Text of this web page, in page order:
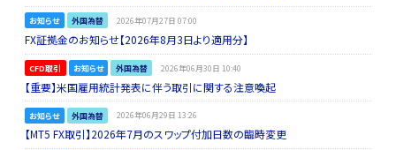
お知らせ 外国為替 2026年07月27日 07:00
FX証拠金のお知らせ【2026年8月3日より適用分】
CFD取引 お知らせ 外国為替 2026年06月30日 10:40
【重要】米国雇用統計発表に伴う取引に関する注意喚起
お知らせ 外国為替 2026年06月29日 13:26
【MT5 FX取引】2026年7月のスワップ付加日数の臨時変更